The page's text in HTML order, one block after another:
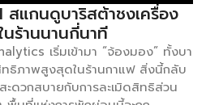
สแกนดูบาริสต้าชงเครื่อง
ร้านนานกี่นาที
เริ่มเข้ามา “จ้องมอง” ทั้งบา
ธิภาพสูงสุดในร้านกาแฟ สิ่งนี้กลับ
ะดวกสบายกับการละเมิดสิทธิส่วน